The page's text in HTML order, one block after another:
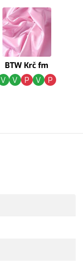
BTW Krč fm
V
V P V P